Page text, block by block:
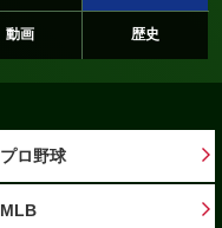
動画 歴史
プロ野球
MLB